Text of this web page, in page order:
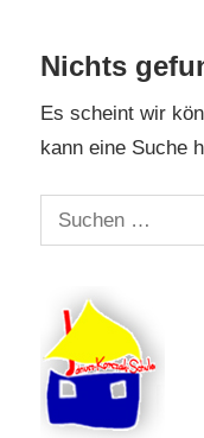
Nichts
Es scheint wir
kann eine Suche
Suchen
nach: